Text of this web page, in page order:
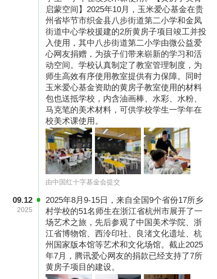
2019年10月，玉米爱心基金援助的首个“黄房子
美学启蒙公益项目”在阳朝小学落成，在“黄房
子”的首节课上，孩子们第一次用水粉创造艺术梦
想。 “黄房子，我喜欢！”是课后孩子们发自内心
启蒙空间】2025年10月，玉米爱心基金在贵
州省毕节市织金县八步街道第二小学和金凤
街道中心学校援建的2所黄房子项目竣工并投
入使用，其中八步街道第二小学由微公益爱
心网友捐赠，为孩子们带来崭新的学习和活
动空间。学校认真制定了教室管理制度，为
师生高效有序使用教室提供有力保障。同时
玉米爱心基金资助的黄房子教室使用的材料
包也送抵学校，内含油画棒、水彩、水粉、
马克笔的美术材料，可供学校学生一学年在
校美术课使用。
由中国红十字基金会提交
09.12
2025
2025年8月9-15日，来自全国9个省份17所乡
村学校的51名师生在浙江省杭州市展开了一
场艺术之旅，先后参观了中国美术学院、浙
江省博物馆、西泠印社、良渚文化遗址、杭
州国家版本馆等艺术和文化场馆。截止2025
年7月，腾讯爱心网友的捐款已经支持了7所
黄房子项目的建设。